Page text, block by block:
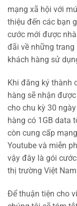
mạng xã hội với
thiệu đến các bạn
cước mới được
đãi về những
khách hàng sử
Khi đăng ký thành
hàng sẽ nhận
cho chu kỳ 30
hàng có 1GB data
còn cung cấp
Youtube và miễn
vậy đây là gói
thị trường Việt
Để thuận tiện cho